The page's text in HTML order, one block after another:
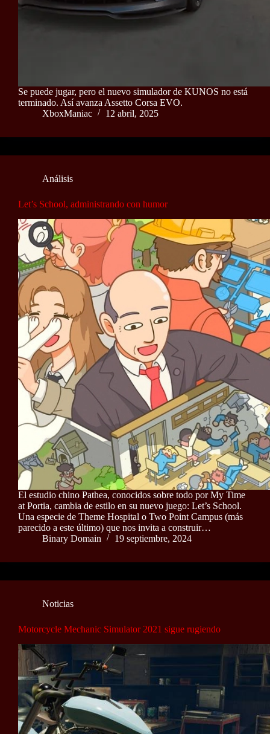
Se puede jugar, pero el nuevo simulador de KUNOS no está
terminado. Así avanza Assetto Corsa EVO.
XboxManiac
12 abril, 2025
Análisis
Let’s School, administrando con humor
El estudio chino Pathea, conocidos sobre todo por My Time
at Portia, cambia de estilo en su nuevo juego: Let’s School.
Una especie de Theme Hospital o Two Point Campus (más
parecido a este último) que nos invita a construir…
Binary Domain
19 septiembre, 2024
Noticias
Motorcycle Mechanic Simulator 2021 sigue rugiendo